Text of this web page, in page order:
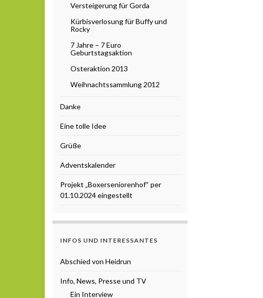
Versteigerung für Gorda
Kürbisverlosung für Buffy und
Rocky
7 Jahre – 7 Euro
Geburtstagsaktion
Osteraktion 2013
Weihnachtssammlung 2012
Danke
Eine tolle Idee
Grüße
Adventskalender
Projekt „Boxerseniorenhof“ per
01.10.2024 eingestellt
INFOS UND INTERESSANTES
Abschied von Heidrun
Info, News, Presse und TV
Ein Interview